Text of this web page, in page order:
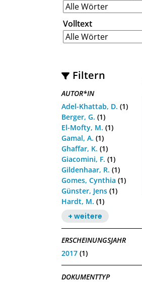
Volltext
Filtern
AUTOR*IN
Adel-Khattab, D. (1)
Berger, G. (1)
El-Mofty, M. (1)
Gamal, A. (1)
Ghaffar, K. (1)
Giacomini, F. (1)
Gildenhaar, R. (1)
Gomes, Cynthia (1)
Günster, Jens (1)
Hardt, M. (1)
+ weitere
ERSCHEINUNGSJAHR
2017 (1)
DOKUMENTTYP